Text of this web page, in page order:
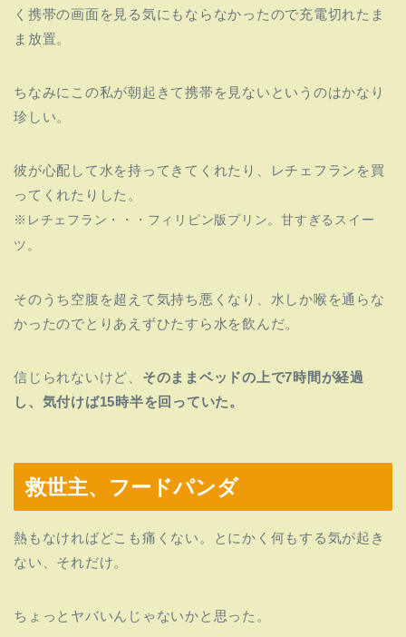
く携帯の画面を見る気にもならなかったので充電切れたま
ま放置。
ちなみにこの私が朝起きて携帯を見ないというのはかなり
珍しい。
彼が心配して水を持ってきてくれたり、レチェフランを買
ってくれたりした。
※レチェフラン・・・フィリピン版プリン。甘すぎるスイー
ツ。
そのうち空腹を超えて気持ち悪くなり、水しか喉を通らな
かったのでとりあえずひたすら水を飲んだ。
信じられないけど、 そのままベッドの上で7時間が経過
し、気付けば15時半を回っていた。
救世主、フードパンダ
熱もなければどこも痛くない。とにかく何もする気が起き
ない、それだけ。
ちょっとヤバいんじゃないかと思った。